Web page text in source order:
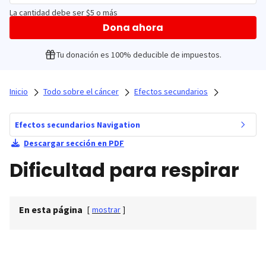
La cantidad debe ser $5 o más
Dona ahora
Tu donación es 100% deducible de impuestos.
Inicio Todo sobre el cáncer Efectos secundarios
Efectos secundarios Navigation
Descargar sección en PDF
Dificultad para respirar
En esta página [ mostrar ]